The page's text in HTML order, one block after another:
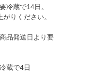
冷蔵で14日。
りください。
品発送日より要
蔵で4日